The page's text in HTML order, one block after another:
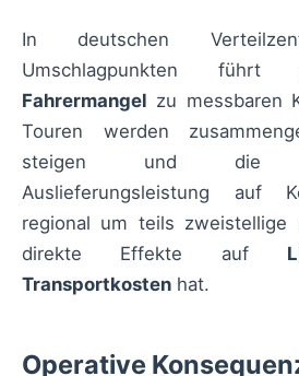
In deutschen
Umschlagpunkten führt
Fahrermangel zu messbaren
Touren werden
steigen und die
Auslieferungsleistung auf
regional um teils zweistellige
direkte Effekte auf
Transportkosten hat.
Operative